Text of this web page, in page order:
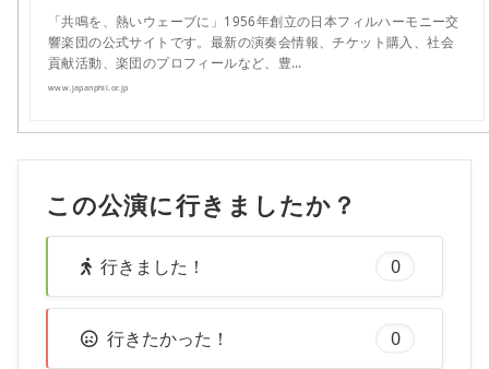
「共鳴を、熱いウェーブに」1956年創立の日本フィルハーモニー交
響楽団の公式サイトです。最新の演奏会情報、チケット購入、社会
貢献活動、楽団のプロフィールなど、豊…
www.japanphil.or.jp
この公演に行きましたか？
行きました！ 0
行きたかった！ 0